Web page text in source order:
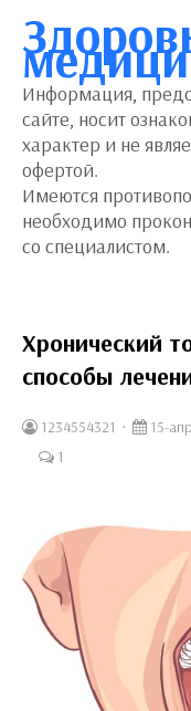
Информация,
сайте, носит
характер и не
офертой.
Имеются
необходимо
со специалистом.
Хронический
способы
1234554321 15-
1